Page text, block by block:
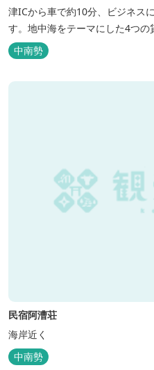
津ICから車で約10分、ビジネス
す。地中海をテーマにした4つの
中南勢
民宿阿漕荘
海岸近く
中南勢